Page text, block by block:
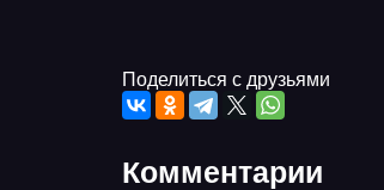
8
9
10
Поделиться с друзьями
Комментарии